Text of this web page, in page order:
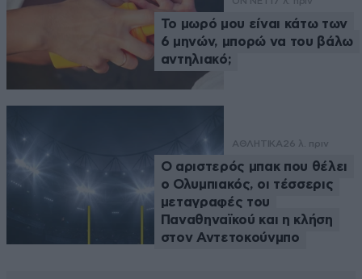
Το μωρό μου είναι κάτω των
6 μηνών, μπορώ να του βάλω
αντηλιακό;
ΑΘΛΗΤΙΚΑ 26 λ. πριν
Ο αριστερός μπακ που θέλει
ο Ολυμπιακός, οι τέσσερις
μεταγραφές του
Παναθηναϊκού και η κλήση
στον Αντετοκούνμπο